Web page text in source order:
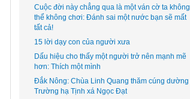
Cuộc đời này chẳng qua là một ván cờ ta không
thể không chơi: Đánh sai một nước bạn sẽ mất
tất cả!
15 lời dạy con của người xưa
Dấu hiệu cho thấy một người trở nên mạnh mẽ
hơn: Thích một mình
Đắk Nông: Chùa Linh Quang thăm cúng dường
Trường hạ Tịnh xá Ngọc Đạt